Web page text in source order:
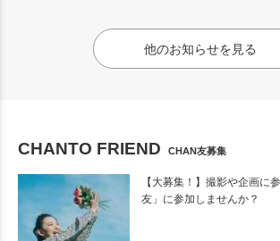
他のお知らせを見る
CHANTO FRIEND CHAN友募集
【大募集！】撮影や企画に
友」に参加しませんか？